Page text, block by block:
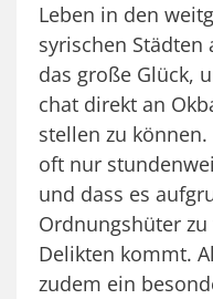
Leben in den
syrischen Städten
das große Glück,
chat direkt an
stellen zu
oft nur
und dass es
Ordnungshüter
Delikten kommt.
zudem ein